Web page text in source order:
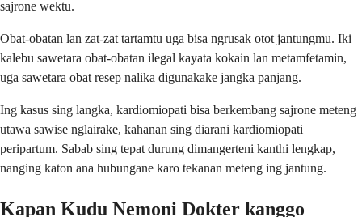
sajrone wektu.
Obat-obatan lan zat-zat tartamtu uga bisa ngrusak otot jantungmu. Iki
kalebu sawetara obat-obatan ilegal kayata kokain lan metamfetamin,
uga sawetara obat resep nalika digunakake jangka panjang.
Ing kasus sing langka, kardiomiopati bisa berkembang sajrone meteng
utawa sawise nglairake, kahanan sing diarani kardiomiopati
peripartum. Sabab sing tepat durung dimangerteni kanthi lengkap,
nanging katon ana hubungane karo tekanan meteng ing jantung.
Kapan Kudu Nemoni Dokter kanggo